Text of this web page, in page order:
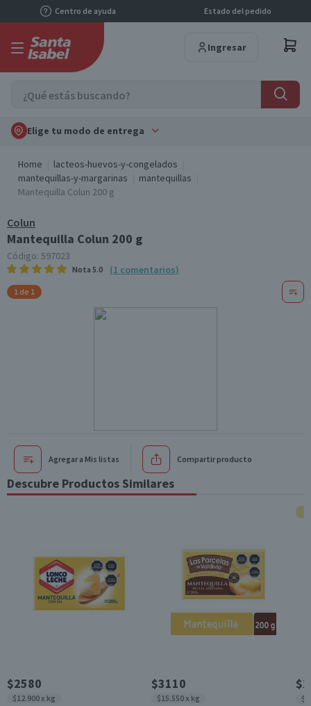
Centro de ayuda Estado del pedido
Ingresar
Elige tu modo de entrega
Home
lacteos-huevos-y-congelados
mantequillas-y-margarinas
mantequillas
Mantequilla Colun 200 g
Colun
Mantequilla Colun 200 g
Código: 597023
Nota 5.0 (1 comentarios)
1 de 1
Agregar a Mis listas Compartir producto
Descubre Productos Similares
$2580
$12.900 x kg
$3110
$15.550 x kg